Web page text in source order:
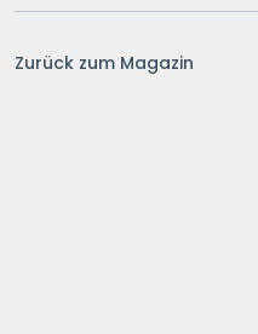
Zurück zum Magazin